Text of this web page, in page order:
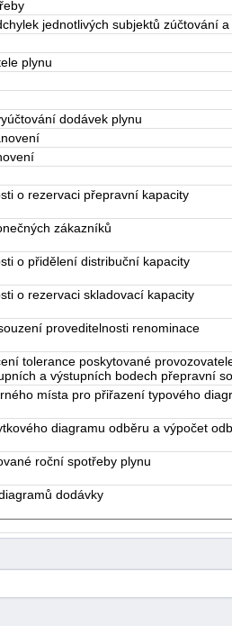
jednotlivých subjektů zúčtování
plynu
dodávek plynu
o rezervaci přepravní kapacity
zákazníků
o přidělení distribuční kapacity
o rezervaci skladovací kapacity
proveditelnosti renominace
tolerance poskytované
a výstupních bodech přepravní
místa pro přiřazení typového
diagramu odběru a výpočet
roční spotřeby plynu
dodávky
"náhradě